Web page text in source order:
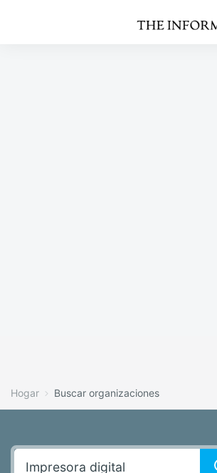
Hogar Buscar organizaciones